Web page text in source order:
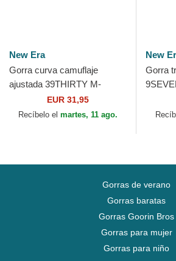
New Era
Gorra curva camuflaje
ajustada 39THIRTY M-
Crown A Frame Realtree de
Los Angeles Dodgers MLB
EUR 31,95
Recíbelo el martes, 11 ago.
New
Gorra
Gorras de verano
Gorras baratas
Gorras Goorin Bros
Gorras para mujer
Gorras para niño